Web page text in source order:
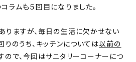
ラムも５回目になりました。
りますが、毎日の生活に欠かせない
りのうち、キッチンについては以前の
ので、今回はサニタリーコーナーにつ